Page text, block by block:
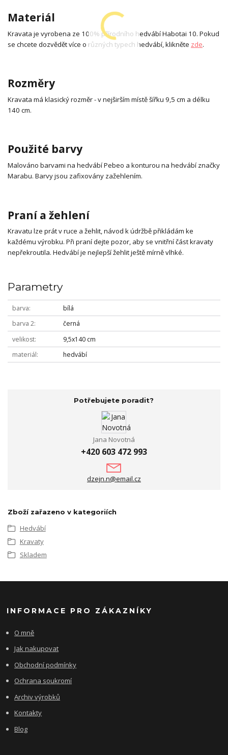
Materiál
Kravata je vyrobena ze 100% přírodního hedvábí Habotai 10. Pokud
se chcete dozvědět více o různých typech hedvábí, klikněte zde.
Rozměry
Kravata má klasický rozměr - v nejširším místě šířku 9,5 cm a délku
140 cm.
Použité barvy
Malováno barvami na hedvábí Pebeo a konturou na hedvábí značky
Marabu. Barvy jsou zafixovány zažehlením.
Praní a žehlení
Kravatu lze prát v ruce a žehlit, návod k údržbě přikládám ke
každému výrobku. Při praní dejte pozor, aby se vnitřní část kravaty
nepřekroutila. Hedvábí je nejlepší žehlit ještě mírně vlhké.
Parametry
barva
bílá
barva 2
černá
velikost
9,5x140 cm
materiál
hedvábí
Potřebujete poradit?
Jana Novotná
+420 603 472 993
dzejn.n@email.cz
Zboží zařazeno v kategoriích
Hedvábí
Kravaty
Skladem
INFORMACE PRO ZÁKAZNÍKY
O mně
Jak nakupovat
Obchodní podmínky
Ochrana soukromí
Archiv výrobků
Kontakty
Blog